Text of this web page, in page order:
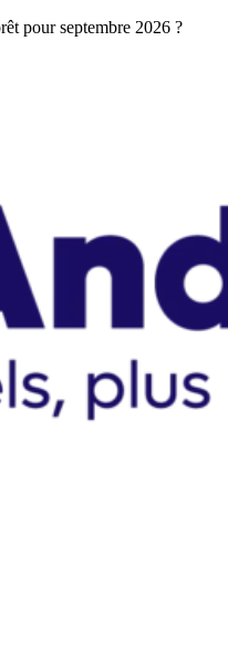
pour septembre 2026 ?
– Avocat – Audit